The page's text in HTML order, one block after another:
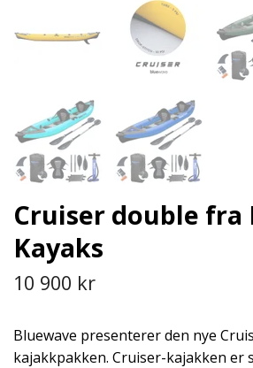
Cruiser double fra
Kayaks
10 900 kr
Bluewave presenterer den nye
kajakkpakken. Cruiser-kajakken er